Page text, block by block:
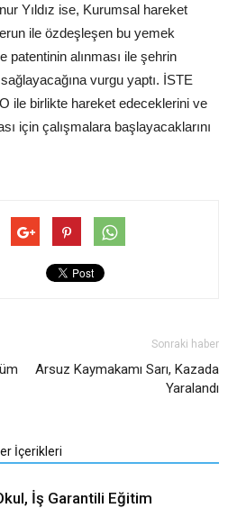
Yıldız ise, Kurumsal hareket
ile özdeşleşen bu yemek
patentinin alınması ile şehrin
vurgu yaptı. İSTE
ile birlikte hareket edeceklerini ve
için çalışmalara başlayacaklarını
Sonraki haber
Arsuz Kaymakamı Sarı, Kazada
Yaralandı
İçerikleri
İş Garantili Eğitim